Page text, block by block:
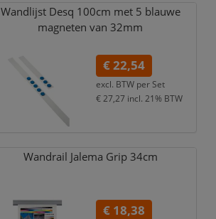
Wandlijst Desq 100cm met 5 blauwe
magneten van 32mm
€ 22,54
excl. BTW per Set
€ 27,27 incl. 21% BTW
Wandrail Jalema Grip 34cm
€ 18,38